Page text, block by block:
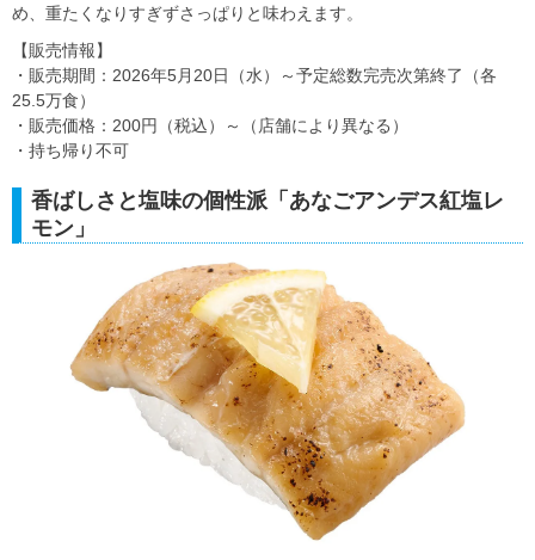
め、重たくなりすぎずさっぱりと味わえます。
【販売情報】
・販売期間：2026年5月20日（水）～予定総数完売次第終了（各
25.5万食）
・販売価格：200円（税込）～（店舗により異なる）
・持ち帰り不可
香ばしさと塩味の個性派「あなごアンデス紅塩レ
モン」